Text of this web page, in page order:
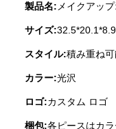
製品名: メイクアッ
サイズ:
スタイル:積み重ね
カラー:光沢
ロゴ:カスタム ロゴ
梱包:各ピースはカ